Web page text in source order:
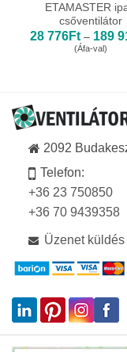
ETAMASTER
csőventilátor
28 776Ft – 189
(Áfa-val)
2092
Telefon:
+36 23 750850
+36 70 9439358
Üzenet küldés